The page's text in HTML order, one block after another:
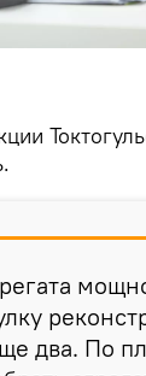
два. По